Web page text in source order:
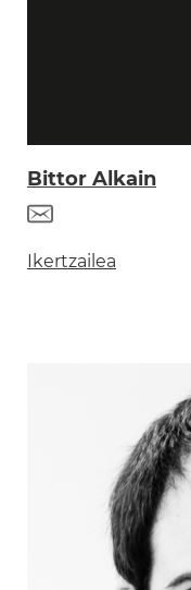
Bittor Alkain
Ikertzailea